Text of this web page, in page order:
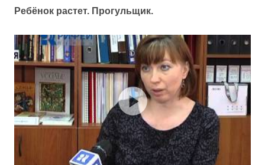
Ребёнок растет. Прогульщик.